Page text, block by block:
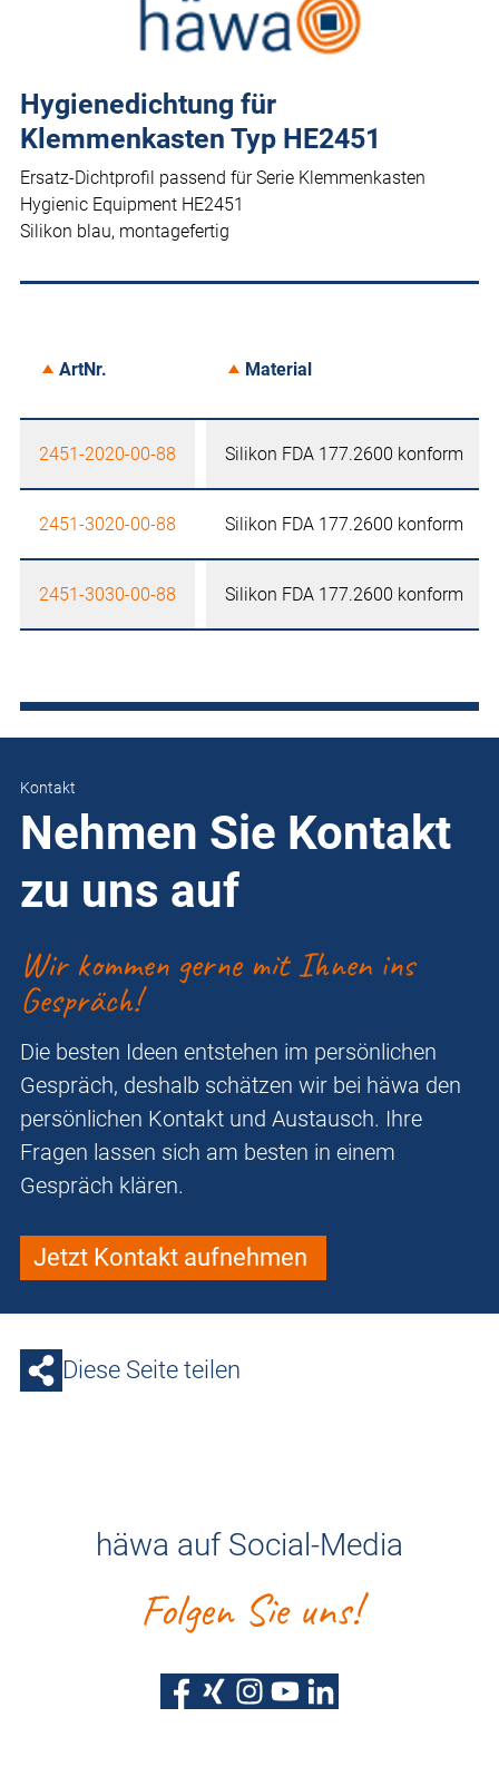
Hygienedichtung für
Klemmenkasten Typ HE2451
Ersatz-Dichtprofil passend für Serie Klemmenkasten
Hygienic Equipment HE2451
Silikon blau, montagefertig
ArtNr. Material
2451-2020-00-88 Silikon FDA 177.2600 konform
2451-3020-00-88 Silikon FDA 177.2600 konform
2451-3030-00-88 Silikon FDA 177.2600 konform
Kontakt
Nehmen Sie Kontakt
zu uns auf
Wir kommen gerne mit Ihnen ins
Gespräch!
Die besten Ideen entstehen im persönlichen
Gespräch, deshalb schätzen wir bei häwa den
persönlichen Kontakt und Austausch. Ihre
Fragen lassen sich am besten in einem
Gespräch klären.
Jetzt Kontakt aufnehmen
Diese Seite teilen
häwa auf Social-Media
Folgen Sie uns!